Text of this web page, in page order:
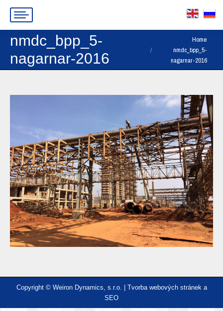
nmdc_bpp_5-
nagarnar-2016
You are here:Home
nmdc_bpp_5-
nagarnar-2016
Copyright © Weiron Dynamics, s.r.o. | Tvorba webových stráneka
SEO